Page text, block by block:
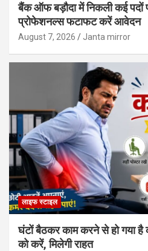
बैंक ऑफ बड़ौदा में निकली कई पदों
प्रोफेशनल्स फटाफट करें आवेदन
August 7, 2026 Janta mirror
लाइफ स्टाइल
घंटों बैठकर काम करने से हो गया है
को करें, मिलेगी राहत